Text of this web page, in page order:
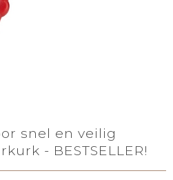
snel en veilig
- BESTSELLER!